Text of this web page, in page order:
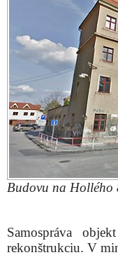
Budovu na Hollého
Samospráva
rekonštrukciu. V